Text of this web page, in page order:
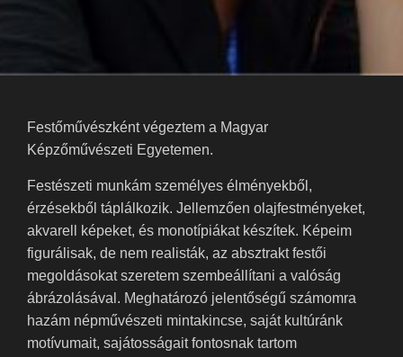
Festőművészként végeztem a Magyar
Képzőművészeti Egyetemen.
Festészeti munkám személyes élményekből,
érzésekből táplálkozik. Jellemzően olajfestményeket,
akvarell képeket, és monotípiákat készítek. Képeim
figurálisak, de nem realisták, az absztrakt festői
megoldásokat szeretem szembeállítani a valóság
ábrázolásával. Meghatározó jelentőségű számomra
hazám népművészeti mintakincse, saját kultúránk
motívumait, sajátosságait fontosnak tartom